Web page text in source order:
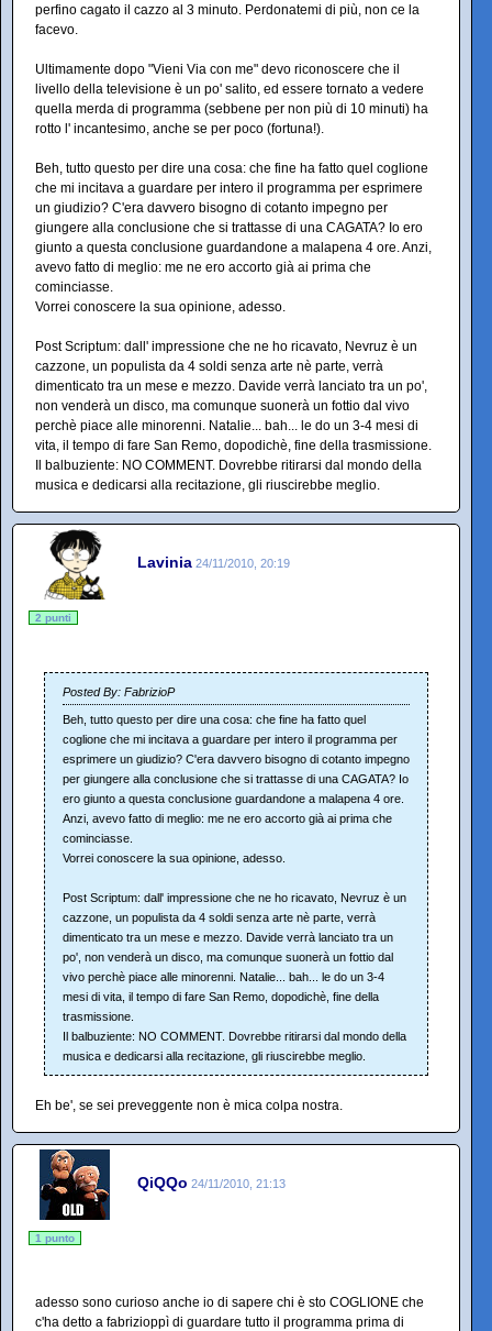
perfino cagato il cazzo al 3 minuto. Perdonatemi di più, non ce la
facevo.
Ultimamente dopo "Vieni Via con me" devo riconoscere che il
livello della televisione è un po' salito, ed essere tornato a vedere
quella merda di programma (sebbene per non più di 10 minuti) ha
rotto l' incantesimo, anche se per poco (fortuna!).
Beh, tutto questo per dire una cosa: che fine ha fatto quel coglione
che mi incitava a guardare per intero il programma per esprimere
un giudizio? C'era davvero bisogno di cotanto impegno per
giungere alla conclusione che si trattasse di una CAGATA? Io ero
giunto a questa conclusione guardandone a malapena 4 ore. Anzi,
avevo fatto di meglio: me ne ero accorto già ai prima che
cominciasse.
Vorrei conoscere la sua opinione, adesso.
Post Scriptum: dall' impressione che ne ho ricavato, Nevruz è un
cazzone, un populista da 4 soldi senza arte nè parte, verrà
dimenticato tra un mese e mezzo. Davide verrà lanciato tra un po',
non venderà un disco, ma comunque suonerà un fottio dal vivo
perchè piace alle minorenni. Natalie... bah... le do un 3-4 mesi di
vita, il tempo di fare San Remo, dopodichè, fine della trasmissione.
Il balbuziente: NO COMMENT. Dovrebbe ritirarsi dal mondo della
musica e dedicarsi alla recitazione, gli riuscirebbe meglio.
Lavinia 24/11/2010, 20:19
2 punti
Posted By: FabrizioP
Beh, tutto questo per dire una cosa: che fine ha fatto quel
coglione che mi incitava a guardare per intero il programma per
esprimere un giudizio? C'era davvero bisogno di cotanto impegno
per giungere alla conclusione che si trattasse di una CAGATA? Io
ero giunto a questa conclusione guardandone a malapena 4 ore.
Anzi, avevo fatto di meglio: me ne ero accorto già ai prima che
cominciasse.
Vorrei conoscere la sua opinione, adesso.
Post Scriptum: dall' impressione che ne ho ricavato, Nevruz è un
cazzone, un populista da 4 soldi senza arte nè parte, verrà
dimenticato tra un mese e mezzo. Davide verrà lanciato tra un
po', non venderà un disco, ma comunque suonerà un fottio dal
vivo perchè piace alle minorenni. Natalie... bah... le do un 3-4
mesi di vita, il tempo di fare San Remo, dopodichè, fine della
trasmissione.
Il balbuziente: NO COMMENT. Dovrebbe ritirarsi dal mondo della
musica e dedicarsi alla recitazione, gli riuscirebbe meglio.
Eh be', se sei preveggente non è mica colpa nostra.
QiQQo 24/11/2010, 21:13
1 punto
adesso sono curioso anche io di sapere chi è sto COGLIONE che
c'ha detto a fabrizioppì di guardare tutto il programma prima di